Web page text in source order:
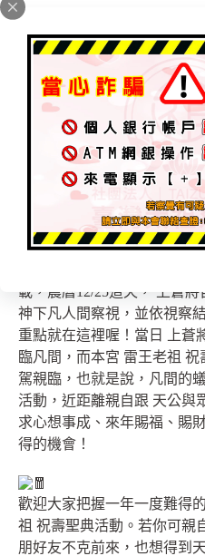
地點：太祖 三清宮
台南市安南區安中路四段290
(過年期間無問事)
載，農曆12/25這天， 上蒼
神下凡人間察視，並依視察
重點就在這裡喔！當日 上蒼
臨凡間，而本宮 雷王老祖
駕親臨，也就是說，凡間的
活動，近距離親自跟 天公與
求心想事成、來年賜福、賜
得的機會！
歡迎大家把握一年一度難得
祖 祝壽聖典活動。若你可親
朋好友不克前來，也想得到